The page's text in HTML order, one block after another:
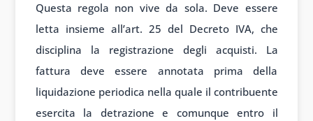
Questa regola non vive da sola. Deve essere
letta insieme all’art. 25 del Decreto IVA, che
disciplina la registrazione degli acquisti. La
fattura deve essere annotata prima della
liquidazione periodica nella quale il contribuente
esercita la detrazione e comunque entro il